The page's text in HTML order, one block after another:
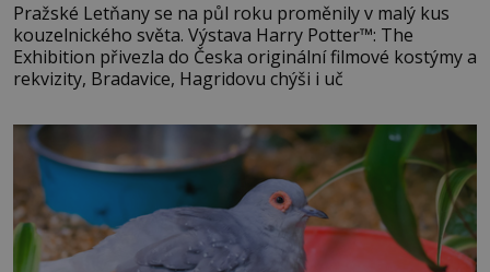
Pražské Letňany se na půl roku proměnily v malý kus
kouzelnického světa. Výstava Harry Potter™: The
Exhibition přivezla do Česka originální filmové kostýmy a
rekvizity, Bradavice, Hagridovu chýši i uč